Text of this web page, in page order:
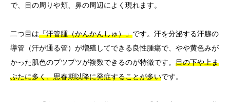
で、目の周りや頬、鼻の周辺によく現れます。
二つ目は「汗管腫（かんかんしゅ）」です。汗を分泌する汗腺の
導管（汗が通る管）が増殖してできる良性腫瘍で、やや黄色みが
かった肌色のプツプツが複数できるのが特徴です。 目の下や上ま
ぶたに多く、思春期以降に発症することが多いです。